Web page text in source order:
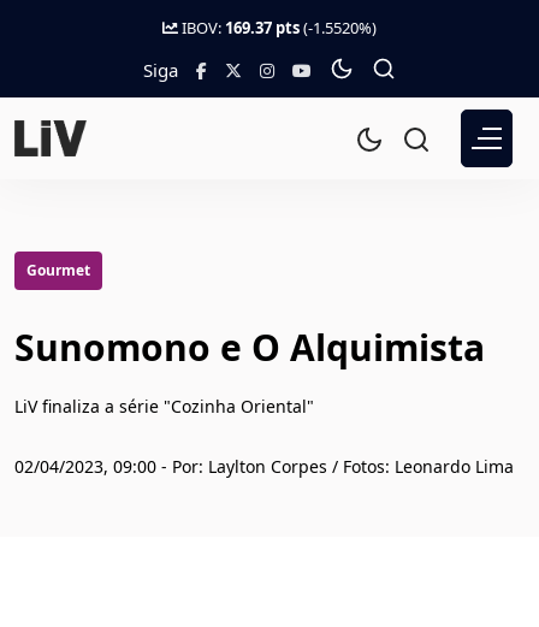
IBOV: 169.37 pts(-1.5520%)
Siga
Gourmet
Sunomono e O Alquimista
LiV finaliza a série "Cozinha Oriental"
02/04/2023, 09:00 - Por: Laylton Corpes / Fotos: Leonardo Lima